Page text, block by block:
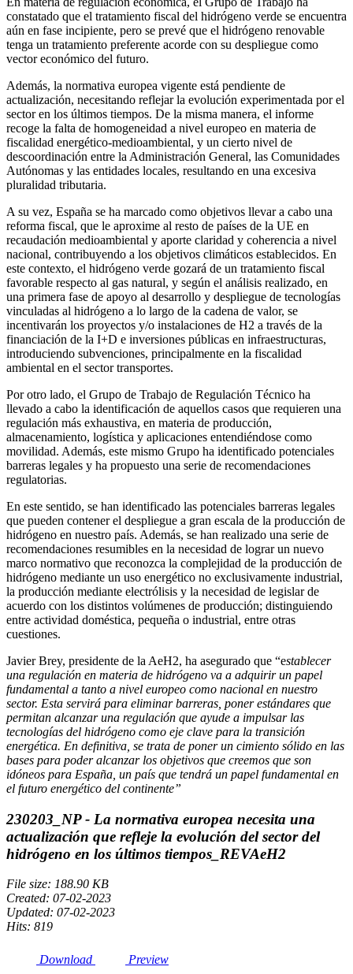
constatado que el tratamiento fiscal del hidrógeno verde se encuentra
aún en fase incipiente, pero se prevé que el hidrógeno renovable
tenga un tratamiento preferente acorde con su despliegue como
vector económico del futuro.
Además, la normativa europea vigente está pendiente de
actualización, necesitando reflejar la evolución experimentada por el
sector en los últimos tiempos. De la misma manera, el informe
recoge la falta de homogeneidad a nivel europeo en materia de
fiscalidad energético-medioambiental, y un cierto nivel de
descoordinación entre la Administración General, las Comunidades
Autónomas y las entidades locales, resultando en una excesiva
pluralidad tributaria.
A su vez, España se ha marcado como objetivos llevar a cabo una
reforma fiscal, que le aproxime al resto de países de la UE en
recaudación medioambiental y aporte claridad y coherencia a nivel
nacional, contribuyendo a los objetivos climáticos establecidos. En
este contexto, el hidrógeno verde gozará de un tratamiento fiscal
favorable respecto al gas natural, y según el análisis realizado, en
una primera fase de apoyo al desarrollo y despliegue de tecnologías
vinculadas al hidrógeno a lo largo de la cadena de valor, se
incentivarán los proyectos y/o instalaciones de H2 a través de la
financiación de la I+D e inversiones públicas en infraestructuras,
introduciendo subvenciones, principalmente en la fiscalidad
ambiental en el sector transportes.
Por otro lado, el Grupo de Trabajo de Regulación Técnico ha
llevado a cabo la identificación de aquellos casos que requieren una
regulación más exhaustiva, en materia de producción,
almacenamiento, logística y aplicaciones entendiéndose como
movilidad. Además, este mismo Grupo ha identificado potenciales
barreras legales y ha propuesto una serie de recomendaciones
regulatorias.
En este sentido, se han identificado las potenciales barreras legales
que pueden contener el despliegue a gran escala de la producción de
hidrógeno en nuestro país. Además, se han realizado una serie de
recomendaciones resumibles en la necesidad de lograr un nuevo
marco normativo que reconozca la complejidad de la producción de
hidrógeno mediante un uso energético no exclusivamente industrial,
la producción mediante electrólisis y la necesidad de legislar de
acuerdo con los distintos volúmenes de producción; distinguiendo
entre actividad doméstica, pequeña o industrial, entre otras
cuestiones.
Javier Brey, presidente de la AeH2, ha asegurado que “establecer
una regulación en materia de hidrógeno va a adquirir un papel
fundamental a tanto a nivel europeo como nacional en nuestro
sector. Esta servirá para eliminar barreras, poner estándares que
permitan alcanzar una regulación que ayude a impulsar las
tecnologías del hidrógeno como eje clave para la transición
energética. En definitiva, se trata de poner un cimiento sólido en las
bases para poder alcanzar los objetivos que creemos que son
idóneos para España, un país que tendrá un papel fundamental en
el futuro energético del continente”
230203_NP - La normativa europea necesita una
actualización que refleje la evolución del sector del
hidrógeno en los últimos tiempos_REVAeH2
File size: 188.90 KB
Created: 07-02-2023
Updated: 07-02-2023
Hits: 819
Download Preview